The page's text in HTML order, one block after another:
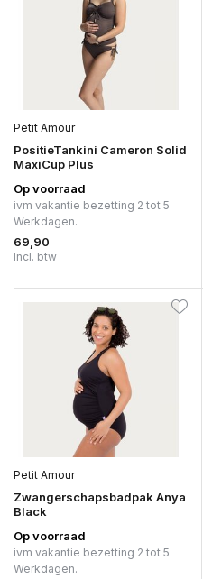
Petit Amour
PositieTankini Cameron Solid
MaxiCup Plus
Op voorraad
ivm vakantie bezetting 2 tot 5
Werkdagen.
69,90
Incl. btw
Petit Amour
Zwangerschapsbadpak Anya
Black
Op voorraad
ivm vakantie bezetting 2 tot 5
Werkdagen.